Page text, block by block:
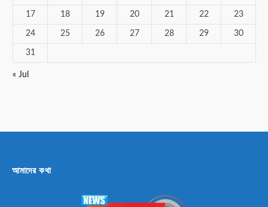
17 18 19 20 21 22 23
24 25 26 27 28 29 30
31
« Jul
আমাদের কথা